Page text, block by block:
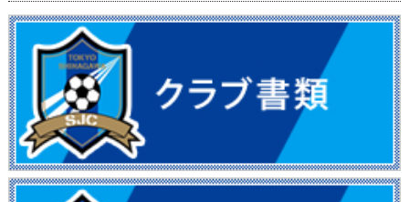
フォトギャラリー